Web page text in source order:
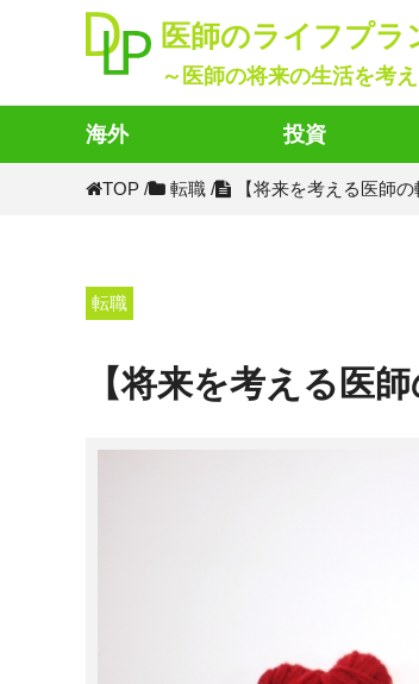
医師のライフプラ
～医師の将来の生活を考
海外 投資
TOP / 転職 / 【将来を考える医師
転職
【将来を考える医